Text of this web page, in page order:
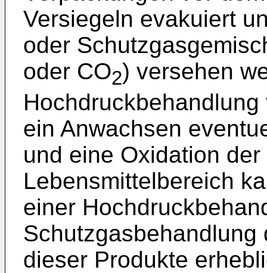
Versiegeln evakuiert
oder
oder CO2) versehen
ein Anwachsen
und eine Oxidation
Lebensmittelbereich
einer
dieser Produkte